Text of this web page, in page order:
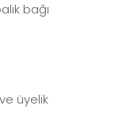
bağı
üyelik